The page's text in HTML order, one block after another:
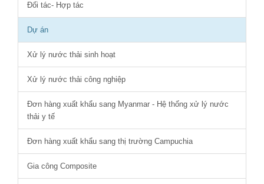
Đối tác- Hợp tác
Dự án
Xử lý nước thải sinh hoạt
Xử lý nước thải công nghiệp
Đơn hàng xuất khẩu sang Myanmar - Hệ thống xử lý nước
thải y tế
Đơn hàng xuất khẩu sang thị trường Campuchia
Gia công Composite